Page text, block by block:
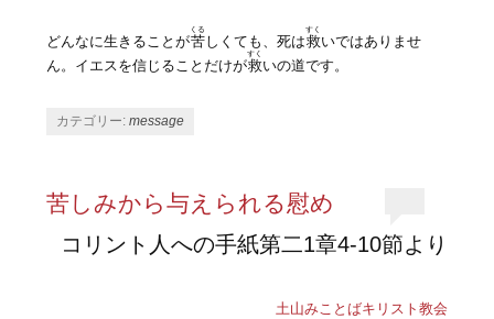
どんなに生きることが苦
くる
しくても、死は救
すく
いではありませ
ん。イエスを信じることだけが救
すく
いの道です。
カテゴリー:message
苦しみから与えられる慰め
コリント人への手紙第二1章4-10節より
土山みことばキリスト教会